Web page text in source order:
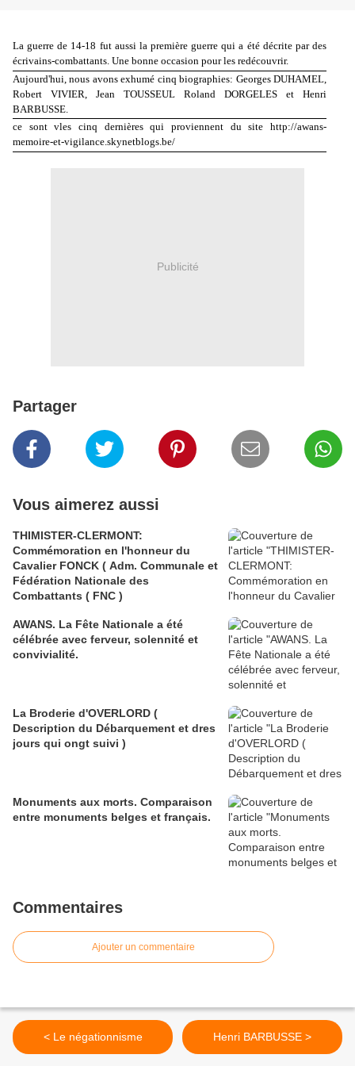
La guerre de 14-18 fut aussi la première guerre qui a été décrite par des
écrivains-combattants. Une bonne occasion pour les redécouvrir.
Aujourd'hui, nous avons exhumé cinq biographies: Georges DUHAMEL,
Robert VIVIER, Jean TOUSSEUL Roland DORGELES et Henri
BARBUSSE.
ce sont vles cinq dernières qui proviennent du site http://awans-
memoire-et-vigilance.skynetblogs.be/
Publicité
Partager
Vous aimerez aussi
THIMISTER-CLERMONT:
Commémoration en l'honneur du
Cavalier FONCK ( Adm. Communale et
Fédération Nationale des
Combattants ( FNC )
AWANS. La Fête Nationale a été
célébrée avec ferveur, solennité et
convivialité.
La Broderie d'OVERLORD (
Description du Débarquement et dres
jours qui ongt suivi )
Monuments aux morts. Comparaison
entre monuments belges et français.
Commentaires
Ajouter un commentaire
< Le négationnisme Henri BARBUSSE >